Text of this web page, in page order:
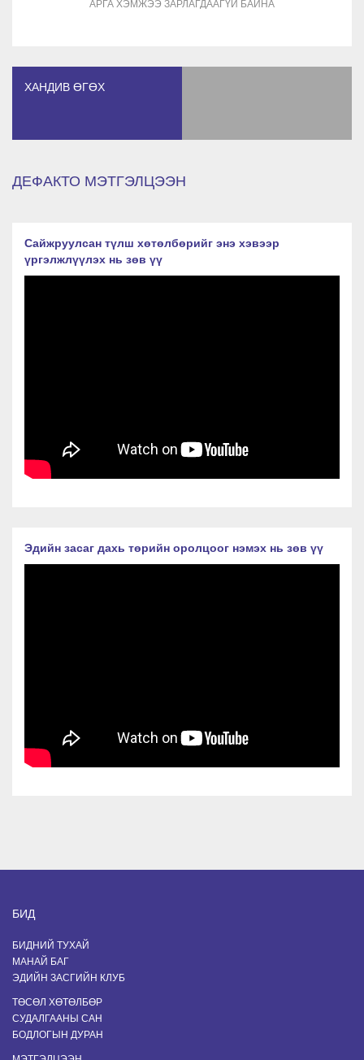
АРГА ХЭМЖЭЭ ЗАРЛАГДААГҮЙ БАЙНА
ХАНДИВ ӨГӨХ
ДЕФАКТО МЭТГЭЛЦЭЭН
Сайжруулсан түлш хөтөлбөрийг энэ хэвээр
үргэлжлүүлэх нь зөв үү
Эдийн засаг дахь төрийн оролцоог нэмэх нь зөв үү
БИД
БИДНИЙ ТУХАЙ
МАНАЙ БАГ
ЭДИЙН ЗАСГИЙН КЛУБ
ТӨСӨЛ ХӨТӨЛБӨР
СУДАЛГААНЫ САН
БОДЛОГЫН ДУРАН